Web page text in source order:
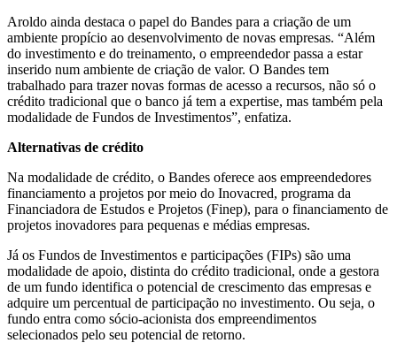
Aroldo ainda destaca o papel do Bandes para a criação de um
ambiente propício ao desenvolvimento de novas empresas. “Além
do investimento e do treinamento, o empreendedor passa a estar
inserido num ambiente de criação de valor. O Bandes tem
trabalhado para trazer novas formas de acesso a recursos, não só o
crédito tradicional que o banco já tem a expertise, mas também pela
modalidade de Fundos de Investimentos”, enfatiza.
Alternativas de crédito
Na modalidade de crédito, o Bandes oferece aos empreendedores
financiamento a projetos por meio do Inovacred, programa da
Financiadora de Estudos e Projetos (Finep), para o financiamento de
projetos inovadores para pequenas e médias empresas.
Já os Fundos de Investimentos e participações (FIPs) são uma
modalidade de apoio, distinta do crédito tradicional, onde a gestora
de um fundo identifica o potencial de crescimento das empresas e
adquire um percentual de participação no investimento. Ou seja, o
fundo entra como sócio-acionista dos empreendimentos
selecionados pelo seu potencial de retorno.